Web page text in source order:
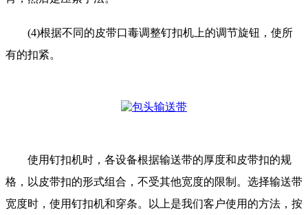
(4)根据不同的皮带口毒调整钉扣机上的调节旋钮，使所
有的扣紧。
使用钉扣机时，各设备根据输送带的厚度和皮带扣的规
格，以皮带扣的形式组合，不受其他宽度的限制。选择输送带
宽度时，使用钉扣机和穿条。以上是我们客户使用的方法，按